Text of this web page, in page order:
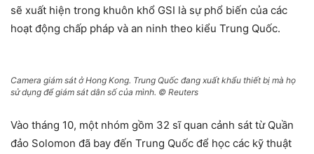
sẽ xuất hiện trong khuôn khổ GSI là sự phổ biến của các
hoạt động chấp pháp và an ninh theo kiểu Trung Quốc.
Camera giám sát ở Hong Kong. Trung Quốc đang xuất khẩu thiết bị mà họ
sử dụng để giám sát dân số của mình. © Reuters
Vào tháng 10, một nhóm gồm 32 sĩ quan cảnh sát từ Quần
đảo Solomon đã bay đến Trung Quốc để học các kỹ thuật